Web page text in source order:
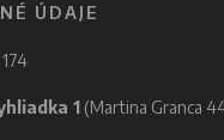
ÚDAJE
1 (Martina Granca